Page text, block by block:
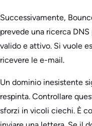
Successivamente,
prevede una ricerca
valido e attivo. Si vuole
ricevere le e-mail.
Un dominio inesistente
respinta. Controllare
sforzi in vicoli ciechi. È